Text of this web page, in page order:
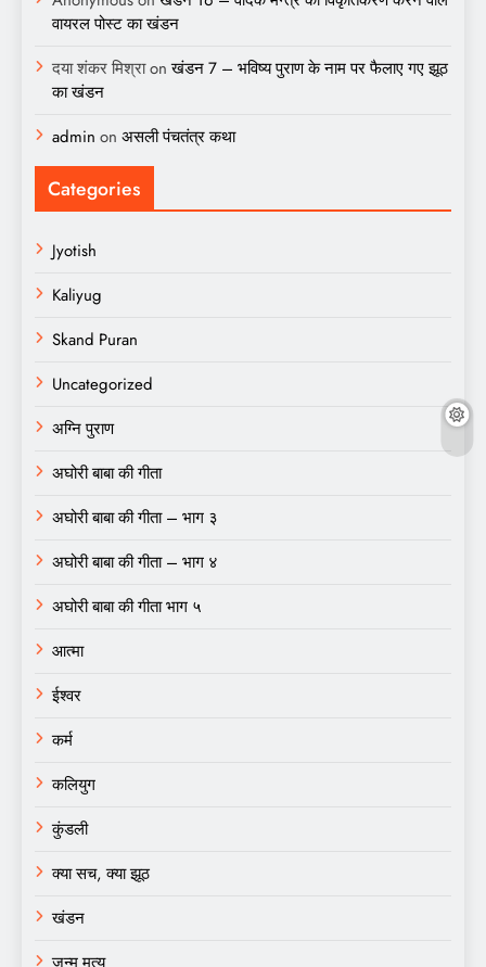
वायरल पोस्ट का खंडन
दया शंकर मिश्राonखंडन 7 – भविष्य पुराण के नाम पर फैलाए गए झूठ
का खंडन
admin on असली पंचतंत्र कथा
Categories
Jyotish
Kaliyug
Skand Puran
Uncategorized
अग्नि पुराण
अघोरी बाबा की गीता
अघोरी बाबा की गीता – भाग ३
अघोरी बाबा की गीता – भाग ४
अघोरी बाबा की गीता भाग ५
आत्मा
ईश्वर
कर्म
कलियुग
कुंडली
क्या सच, क्या झूठ
खंडन